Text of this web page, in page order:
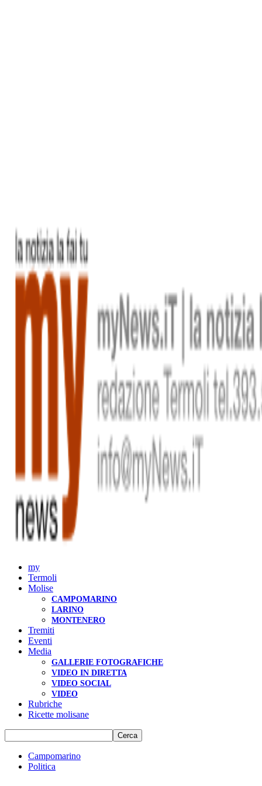
my
Termoli
Molise
CAMPOMARINO
LARINO
MONTENERO
Tremiti
Eventi
Media
GALLERIE FOTOGRAFICHE
VIDEO IN DIRETTA
VIDEO SOCIAL
VIDEO
Rubriche
Ricette molisane
Campomarino
Politica